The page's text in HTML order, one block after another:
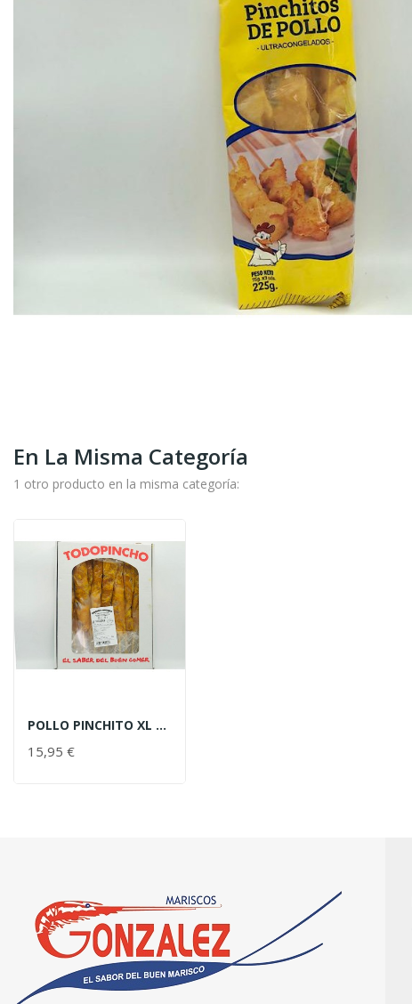
En La Misma Categoría
1 otro producto en la misma categoría:
POLLO PINCHITO XL 15 UND
15,95 €